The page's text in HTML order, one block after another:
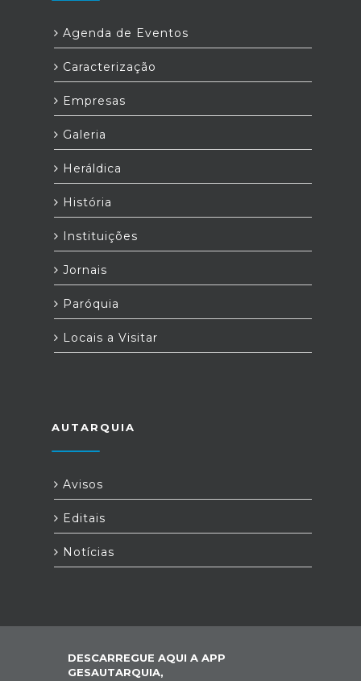
Agenda de Eventos
Caracterização
Empresas
Galeria
Heráldica
História
Instituições
Jornais
Paróquia
Locais a Visitar
AUTARQUIA
Avisos
Editais
Notícias
DESCARREGUE AQUI A APP
GESAUTARQUIA,